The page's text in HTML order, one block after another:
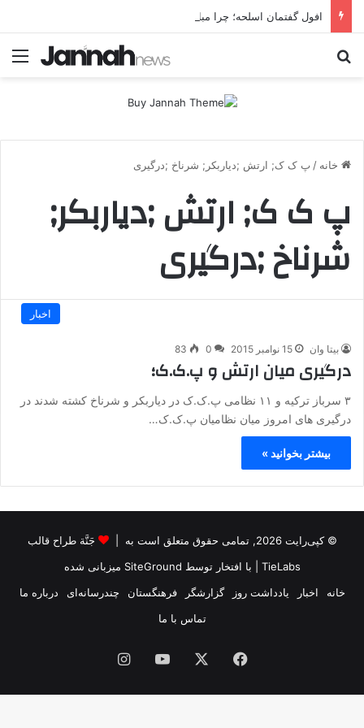
خانه / پ ک ک; ارتش ;دیاربکر; شرناخ ;درگیری
پ ک ک; ارتش ;دیاربکر;
شرناخ ;درگیری
اخبار
بیتا وان 15 نوامبر 2015 0
83
درگیری میان ارتش و پ.ک.ک؛
۳ سرباز ترکیه و ۱۱ نظامی پ.ک.ک در دیاربکر و شرناخ کشته شدند در
درگیری های امروز میان نظامیان پ.ک.ک…
بیشتر بخوانید »
© کپی‌رایت 2026, تمامی حقوق متعلق است به |
جَنَّة طراح قالب
TieLabs | با افتخار توسط SiteGround میزبانی شده
خانه
اخبار یادداشت روز گزارشگر فرهنگستان چندرسانه‌ای
درباره ما
تماس با ما
فیس
بوک
یوتیوب